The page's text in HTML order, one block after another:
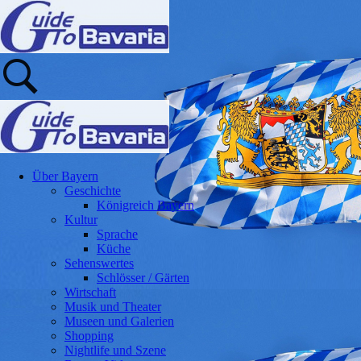
Über Bayern
Geschichte
Königreich Bayern
Kultur
Sprache
Küche
Sehenswertes
Schlösser / Gärten
Wirtschaft
Musik und Theater
Museen und Galerien
Shopping
Nightlife und Szene